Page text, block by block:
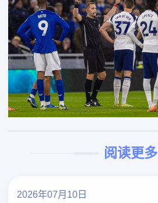
阅读更多
2026年07月10日